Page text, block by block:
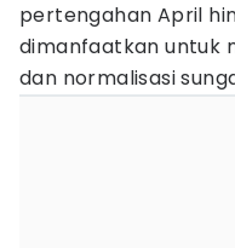
pertengahan April
dimanfaatkan untuk
dan normalisasi